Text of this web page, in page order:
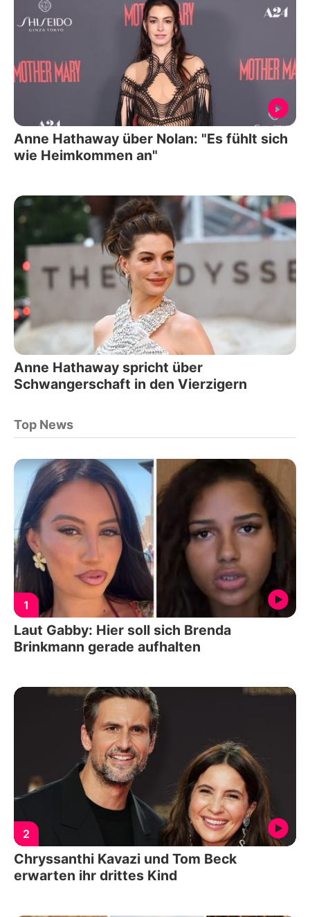
Anne Hathaway über Nolan: "Es fühlt sich
wie Heimkommen an"
Anne Hathaway spricht über
Schwangerschaft in den Vierzigern
Top News
1
Laut Gabby: Hier soll sich Brenda
Brinkmann gerade aufhalten
2
Chryssanthi Kavazi und Tom Beck
erwarten ihr drittes Kind